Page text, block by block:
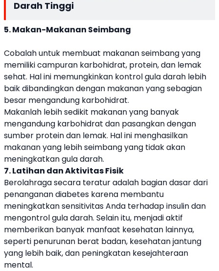
Darah Tinggi
5. Makan-Makanan Seimbang
Cobalah untuk membuat makanan seimbang yang
memiliki campuran karbohidrat, protein, dan lemak
sehat. Hal ini memungkinkan kontrol gula darah lebih
baik dibandingkan dengan makanan yang sebagian
besar mengandung karbohidrat.
Makanlah lebih sedikit makanan yang banyak
mengandung karbohidrat dan pasangkan dengan
sumber protein dan lemak. Hal ini menghasilkan
makanan yang lebih seimbang yang tidak akan
meningkatkan gula darah.
7. Latihan dan Aktivitas Fisik
Berolahraga secara teratur adalah bagian dasar dari
penanganan diabetes karena membantu
meningkatkan sensitivitas Anda terhadap insulin dan
mengontrol gula darah. Selain itu, menjadi aktif
memberikan banyak manfaat kesehatan lainnya,
seperti penurunan berat badan, kesehatan jantung
yang lebih baik, dan peningkatan kesejahteraan
mental.